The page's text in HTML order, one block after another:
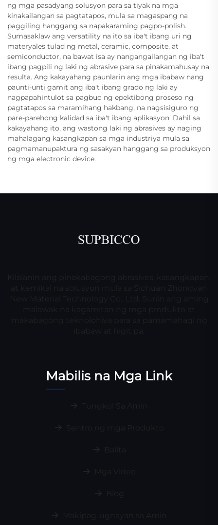
ng mga pasadyang solusyon para sa tiyak na mga
kinakailangan sa pagtatapos, mula sa magaspang na
paggiling hanggang sa napakaraming pagpo-polish.
Sumasaklaw ang versatility na ito sa iba't ibang uri ng
materyales tulad ng metal, ceramic, composite, at
semiconductor, na bawat isa ay nangangailangan ng iba't
ibang pagpili ng laki ng abrasive para sa pinakamahusay na
resulta. Ang kakayahang paunlarin ang mga ibabaw nang
paunti-unti gamit ang iba't ibang grado ng laki ay
nagpapahintulot sa pagbuo ng epektibong proseso ng
pagtatapos sa maramihang hakbang, na nagsisiguro ng
pare-parehong kalidad sa iba't ibang aplikasyon. Dahil sa
kakayahang ito, ang wastong laki ng abrasives ay naging
mahalagang kasangkapan sa mga industriya mula sa
pagmamanupaktura ng sasakyan hanggang sa produksyon
ng mga electronic device.
Mabilis na Mga Link